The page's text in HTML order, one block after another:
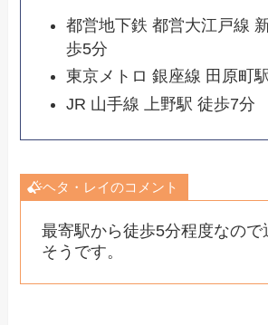
都営地下鉄 都営大江戸線
歩5分
東京メトロ 銀座線 田原町
JR 山手線 上野駅 徒歩7分
ヘタ・レイのコメント
最寄駅から徒歩5分程度なので
そうです。